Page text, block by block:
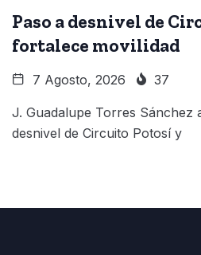
Paso a desnivel de
fortalece movilidad
7 Agosto, 2026 37
J. Guadalupe Torres Sánchez
desnivel de Circuito Potosí y